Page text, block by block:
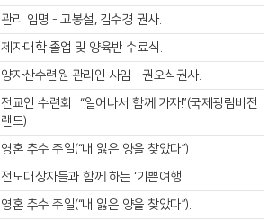
관리 임명 - 고봉설, 김수경 권사.
제자대학 졸업 및 양육반 수료식.
양자산수련원 관리인 사임 – 권오식권사.
전교인 수련회 : “일어나서 함께 가자!”(국제광림비전
랜드)
영혼 추수 주일(“내 잃은 양을 찾았다”)
전도대상자들과 함께 하는 ‘기쁜여행.
영혼 추수 주일(“내 잃은 양을 찾았다”).